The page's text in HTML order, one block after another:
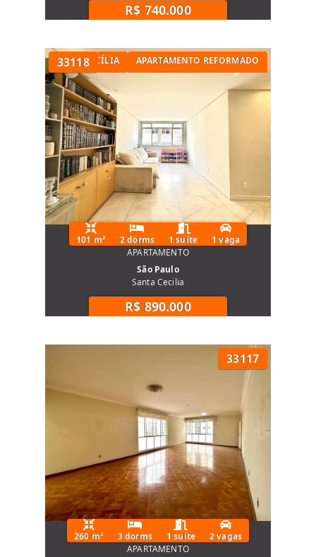
R$ 740.000
33118
NA SANTA CECÍLIA APARTAMENTO REFORMADO
101 m² 2 dorms 1 suíte
1 vaga
APARTAMENTO
São Paulo
Santa Cecilia
R$ 890.000
33117
260 m² 3 dorms 1 suíte
2 vagas
APARTAMENTO